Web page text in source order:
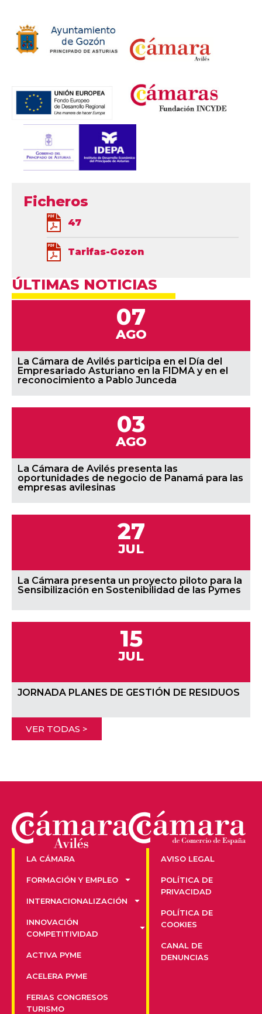
Ficheros
47
Tarifas-Gozon
ÚLTIMAS NOTICIAS
07
AGO
La Cámara de Avilés participa en el Día del
Empresariado Asturiano en la FIDMA y en el
reconocimiento a Pablo Junceda
03
AGO
La Cámara de Avilés presenta las
oportunidades de negocio de Panamá para las
empresas avilesinas
27
JUL
La Cámara presenta un proyecto piloto para la
Sensibilización en Sostenibilidad de las Pymes
15
JUL
JORNADA PLANES DE GESTIÓN DE RESIDUOS
VER TODAS >
LA CÁMARA
FORMACIÓN Y EMPLEO
INTERNACIONALIZACIÓN
INNOVACIÓN
COMPETITIVIDAD
ACTIVA PYME
ACELERA PYME
FERIAS CONGRESOS
TURISMO
AVISO LEGAL
POLÍTICA DE
PRIVACIDAD
POLÍTICA DE
COOKIES
CANAL DE
DENUNCIAS